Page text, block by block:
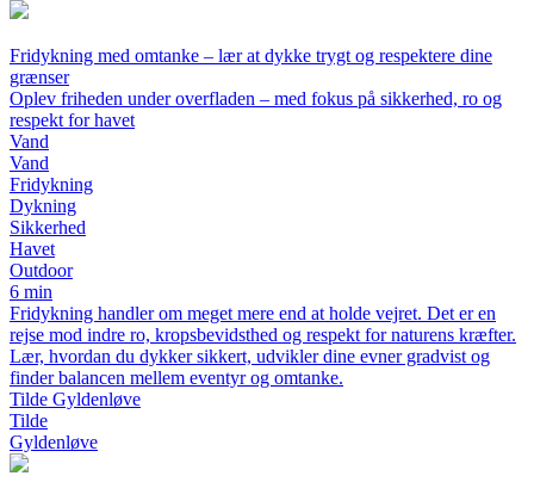
Fridykning med omtanke – lær at dykke trygt og respektere dine
grænser
Oplev friheden under overfladen – med fokus på sikkerhed, ro og
respekt for havet
Vand
Vand
Fridykning
Dykning
Sikkerhed
Havet
Outdoor
6 min
Fridykning handler om meget mere end at holde vejret. Det er en
rejse mod indre ro, kropsbevidsthed og respekt for naturens kræfter.
Lær, hvordan du dykker sikkert, udvikler dine evner gradvist og
finder balancen mellem eventyr og omtanke.
Tilde Gyldenløve
Tilde
Gyldenløve